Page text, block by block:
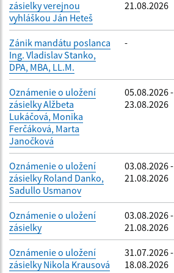
zásielky verejnou
vyhláškou Ján Heteš
21.08.2026
Zánik mandátu poslanca
Ing. Vladislav Stanko,
DPA, MBA, LL.M.
-
Oznámenie o uložení
zásielky Alžbeta
Lukáčová, Monika
Ferčáková, Marta
Janočková
05.08.2026 -
23.08.2026
Oznámenie o uložení
zásielky Roland Danko,
Sadullo Usmanov
03.08.2026 -
21.08.2026
Oznámenie o uložení
zásielky
03.08.2026 -
21.08.2026
Oznámenie o uložení
zásielky Nikola Krausová
31.07.2026 -
18.08.2026